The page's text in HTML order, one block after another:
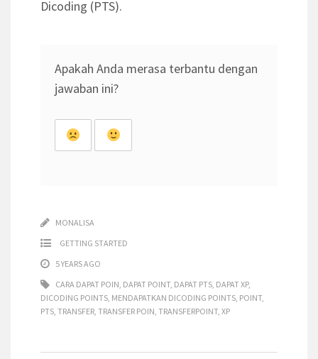
Dicoding (PTS).
Apakah Anda merasa terbantu dengan
jawaban ini?
MONALISA
GETTING STARTED
5 YEARS AGO
CARA DAPAT POIN DAPAT POINT, DAPAT PTS, DAPAT XP,
DICODING POINTS, MENDAPATKAN DICODING POINTS, POINT,
PTS, TRANSFER, TRANSFER POIN TRANSFERPOINT, XP